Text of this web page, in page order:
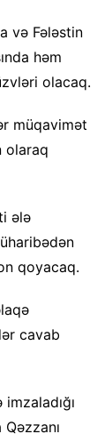
və Fələstin
həm
olacaq.
müqavimət
olaraq
ələ
qoyacaq.
cavab